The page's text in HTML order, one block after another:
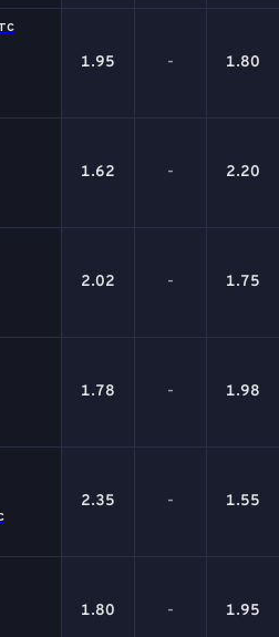
1.95 - 1.80
1.62 - 2.20
2.02 - 1.75
1.78 - 1.98
2.35 - 1.55
1.80 - 1.95